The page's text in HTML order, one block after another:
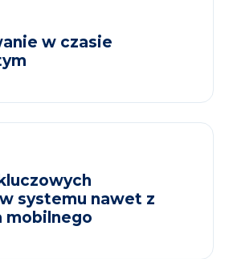
w czasie
systemu nawet z
mobilnego